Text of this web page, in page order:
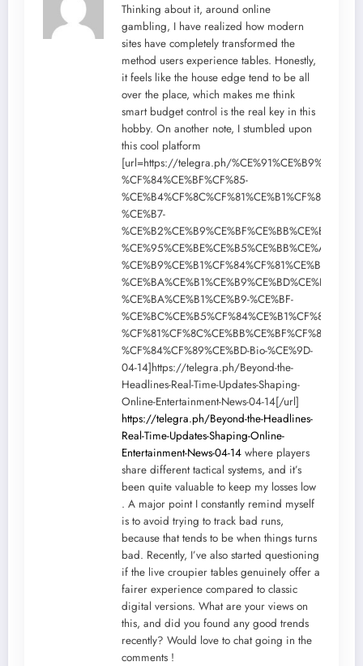
Thinking about it, around online
gambling, I have realized how modern
sites have completely transformed the
method users experience tables. Honestly,
it feels like the house edge tend to be all
over the place, which makes me think
smart budget control is the real key in this
hobby. On another note, I stumbled upon
this cool platform
[url=https://telegra.ph/
%CF%84%CE%BF%CF%85-
%CE%B7-
%CE%BA%CE%B1%CE%B9-%CE%BF-
%CF%81%CF%8C%CE%BB%CE%BF%CF%82-
%CF%84%CF%89%CE%BD-Bio-%CE%9D-
04-14]https://telegra.ph/Beyond-the-
Headlines-Real-Time-Updates-Shaping-
Online-Entertainment-News-04-14[/url]
https://telegra.ph/Beyond-the-Headlines-
Real-Time-Updates-Shaping-Online-
Entertainment-News-04-14 where players
share different tactical systems, and it’s
been quite valuable to keep my losses low
. A major point I constantly remind myself
is to avoid trying to track bad runs,
because that tends to be when things turns
bad. Recently, I’ve also started questioning
if the live croupier tables genuinely offer a
fairer experience compared to classic
digital versions. What are your views on
this, and did you found any good trends
recently? Would love to chat going in the
comments !